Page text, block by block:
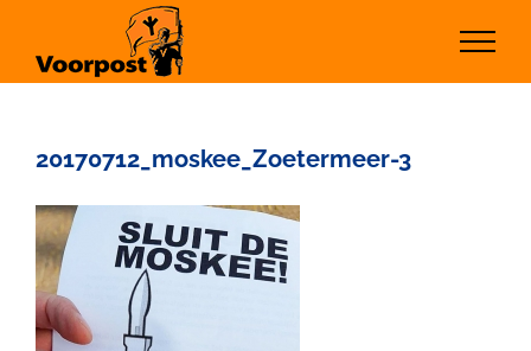
inhoud
20170712_moskee_Zoetermeer-3